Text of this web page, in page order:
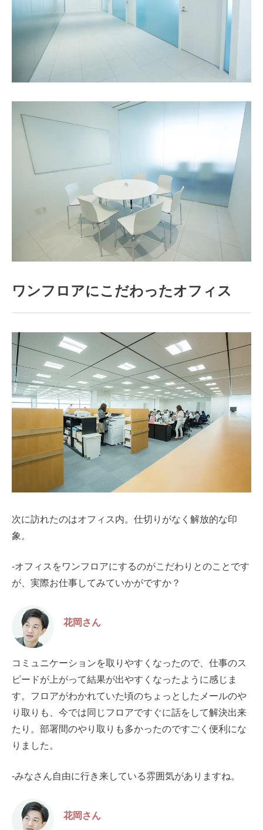
ワンフロアにこだわったオフィス
次に訪れたのはオフィス内。仕切りがなく解放的な印
象。
-オフィスをワンフロアにするのがこだわりとのことです
が、実際お仕事してみていかがですか？
花岡さん
コミュニケーションを取りやすくなったので、仕事のス
ピードが上がって結果が出やすくなったように感じま
す。フロアがわかれていた頃のちょっとしたメールのや
り取りも、今では同じフロアですぐに話をして解決出来
たり。部署間のやり取りも多かったのですごく便利にな
りました。
-みなさん自由に行き来している雰囲気がありますね。
花岡さん